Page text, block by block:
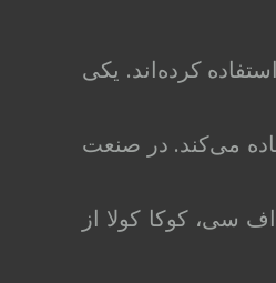
کرده‌اند. یکی
می‌کند. در صنعت
سی، کوکا کولا از